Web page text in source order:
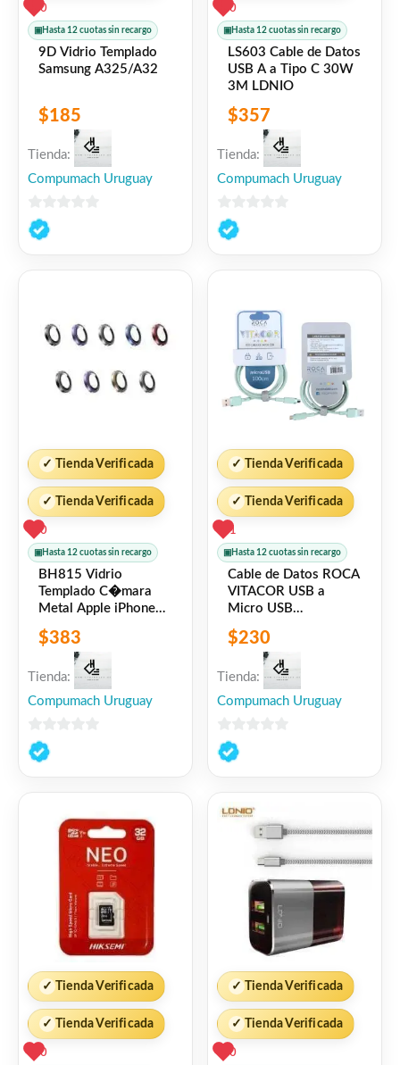
0
▣ Hasta 12 cuotas sin recargo
9D Vidrio Templado
Samsung A325/A32
$185
Tienda:
Compumach Uruguay
0
de
0
▣ Hasta 12 cuotas sin recargo
LS603 Cable de Datos
USB A a Tipo C 30W
3M LDNIO
$357
Tienda:
Compumach Uruguay
0
de
✓ Tienda Verificada
✓ Tienda Verificada
0
▣ Hasta 12 cuotas sin recargo
BH815 Vidrio
Templado C�mara
Metal Apple iPhone
$383
Tienda:
Compumach Uruguay
0
de
✓ Tienda Verificada
✓ Tienda Verificada
1
▣ Hasta 12 cuotas sin recargo
Cable de Datos ROCA
VITACOR USB a
Micro USB
TPE/2.1A/100cm
Verde Claro
$230
Tienda:
Compumach Uruguay
0
de
✓ Tienda Verificada
✓ Tienda Verificada
0
✓ Tienda Verificada
✓ Tienda Verificada
0